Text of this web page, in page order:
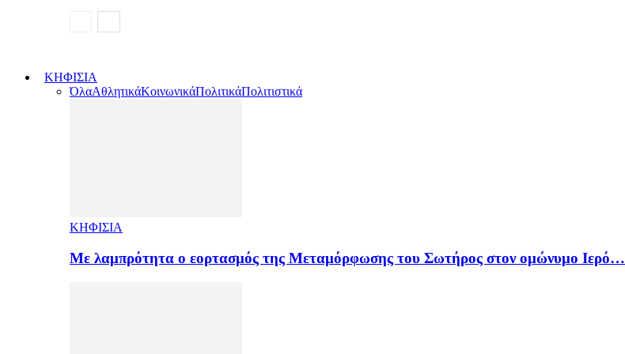
ΚΗΦΙΣΙΑ
ΌλαΑθλητικάΚοινωνικάΠολιτικάΠολιτιστικά
ΚΗΦΙΣΙΑ
Με λαμπρότητα ο εορτασμός της Μεταμόρφωσης του Σωτήρος στον ομώνυμο Ιερό…